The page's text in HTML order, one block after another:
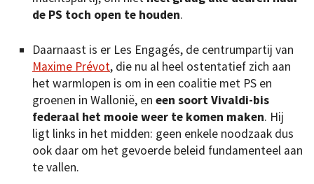
de PS toch open te houden.
Daarnaast is er Les Engagés, de centrumpartij van
Maxime Prévot, die nu al heel ostentatief zich aan
het warmlopen is om in een coalitie met PS en
groenen in Wallonië, en een soort Vivaldi-bis
federaal het mooie weer te komen maken. Hij
ligt links in het midden: geen enkele noodzaak dus
ook daar om het gevoerde beleid fundamenteel aan
te vallen.